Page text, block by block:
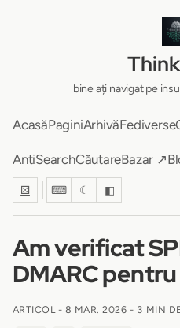
bine ați navigat pe
AcasăPaginiArhivăFediverse
AntiSearchCăutareBazar ↗
⚄ ⌨ ☾ ◧
Am verificat
DMARC
ARTICOL - 8 MAR. 2026 - 3 MIN